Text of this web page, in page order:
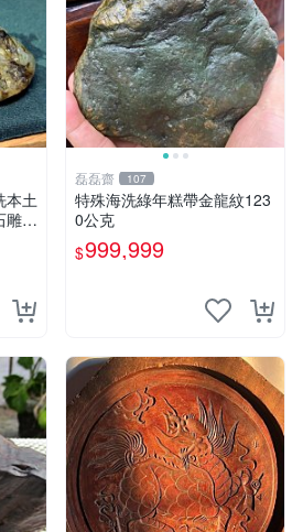
本土
切
寶
髓
磊磊齋 107
特殊海洗綠年糕帶金龍紋123
0公克
$999,999